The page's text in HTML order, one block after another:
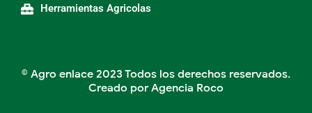
Herramientas Agricolas
© Agro enlace 2023 Todos los derechos reservados.
Creado por Agencia Roco